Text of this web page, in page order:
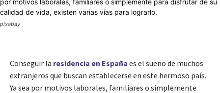
pixabay
Conseguir la residencia en España es el sueño de muchos
extranjeros que buscan establecerse en este hermoso país.
Ya sea por motivos laborales, familiares o simplemente